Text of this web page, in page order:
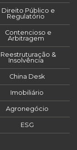
Direito Público e
Regulatório
Contencioso e
Arbitragem
Reestruturação &
Insolvência
China Desk
Imobiliário
Agronegócio
ESG